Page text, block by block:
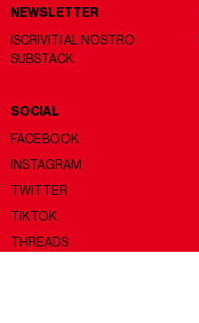
NEWSLETTER
ISCRIVITI AL NOSTRO
SUBSTACK
SOCIAL
FACEBOOK
INSTAGRAM
TWITTER
TIKTOK
THREADS